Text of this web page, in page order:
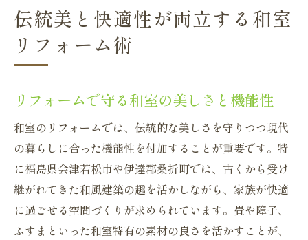
伝統美と快適性が両立する和室
リフォーム術
リフォームで守る和室の美しさと機能性
和室のリフォームでは、伝統的な美しさを守りつつ現代
の暮らしに合った機能性を付加することが重要です。特
に福島県会津若松市や伊達郡桑折町では、古くから受け
継がれてきた和風建築の趣を活かしながら、家族が快適
に過ごせる空間づくりが求められています。畳や障子、
ふすまといった和室特有の素材の良さを活かすことが、